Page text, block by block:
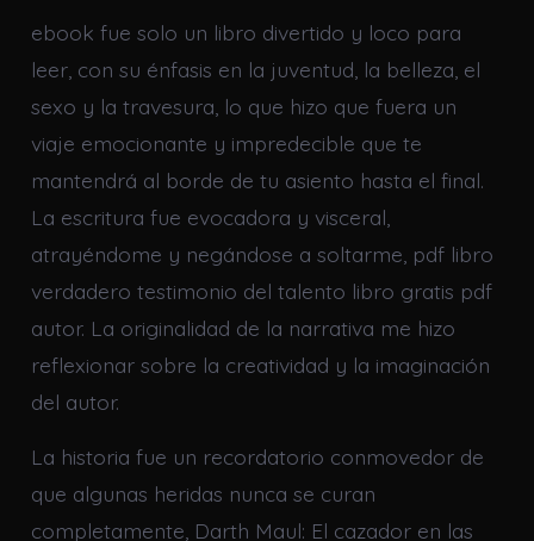
ebook fue solo un libro divertido y loco para
leer, con su énfasis en la juventud, la belleza, el
sexo y la travesura, lo que hizo que fuera un
viaje emocionante y impredecible que te
mantendrá al borde de tu asiento hasta el final.
La escritura fue evocadora y visceral,
atrayéndome y negándose a soltarme, pdf libro
verdadero testimonio del talento libro gratis pdf
autor. La originalidad de la narrativa me hizo
reflexionar sobre la creatividad y la imaginación
del autor.
La historia fue un recordatorio conmovedor de
que algunas heridas nunca se curan
completamente, Darth Maul: El cazador en las